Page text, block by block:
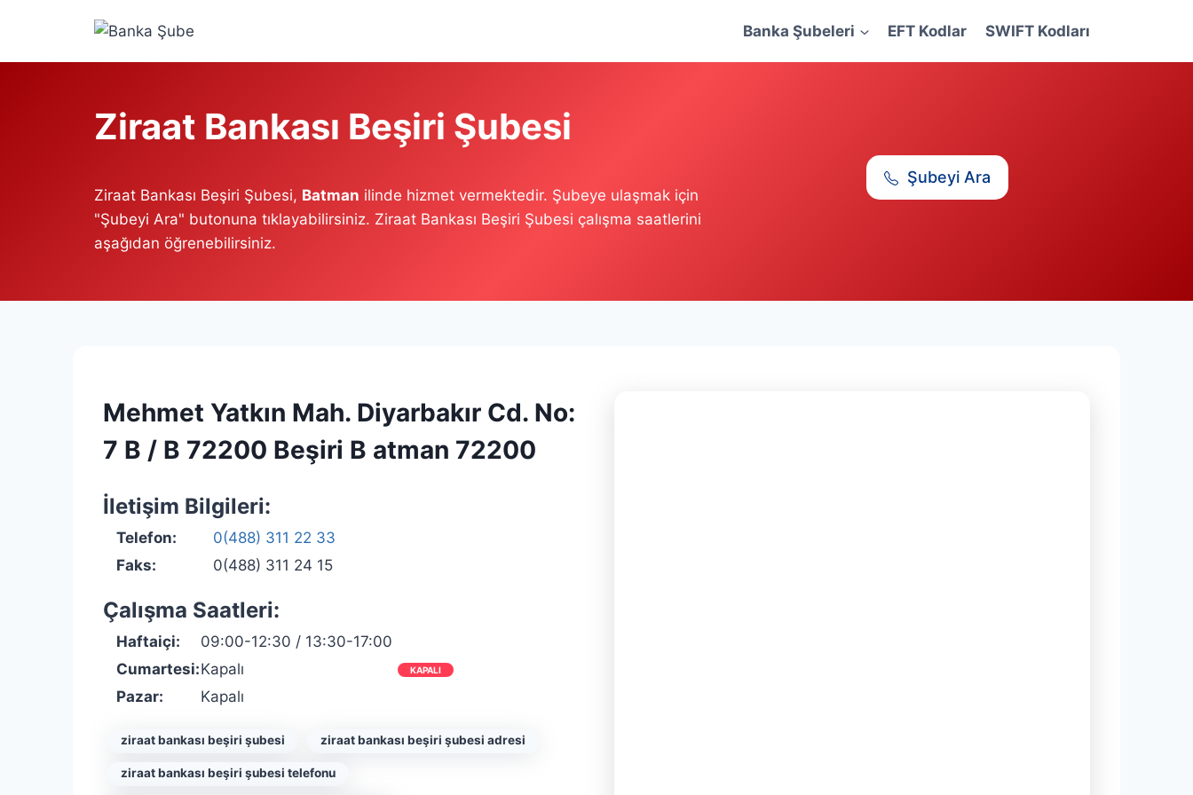
content
Banka Şubeleri EFT Kodlar SWIFT Kodları
Ziraat Bankası Beşiri Şubesi
Ziraat Bankası Beşiri Şubesi, Batman ilinde hizmet vermektedir. Şubeye ulaşmak için
"Şubeyi Ara" butonuna tıklayabilirsiniz. Ziraat Bankası Beşiri Şubesi çalışma saatlerini
aşağıdan öğrenebilirsiniz.
Şubeyi Ara
Mehmet Yatkın Mah. Diyarbakır Cd. No:
7 B / B 72200 Beşiri B atman 72200
İletişim Bilgileri:
Telefon:
0(488) 311 22 33
Faks:
0(488) 311 24 15
Çalışma Saatleri:
Haftaiçi:
09:00-12:30 / 13:30-17:00
Cumartesi:Kapalı KAPALI
Pazar: Kapalı
ziraat bankası beşiri şubesi ziraat bankası beşiri şubesi adresi
ziraat bankası beşiri şubesi telefonu